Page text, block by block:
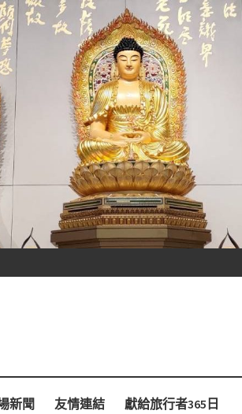
新聞 友情連結 獻給旅行者365日